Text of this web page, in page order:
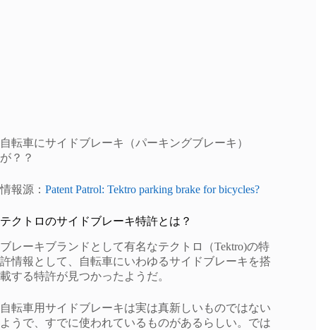
自転車にサイドブレーキ（パーキングブレーキ）
が？？
情報源： Patent Patrol: Tektro parking brake for bicycles?
テクトロのサイドブレーキ特許とは？
ブレーキブランドとして有名なテクトロ（Tektro)の特
許情報として、自転車にいわゆるサイドブレーキを搭
載する特許が見つかったようだ。
自転車用サイドブレーキは実は真新しいものではない
ようで、すでに使われているものがあるらしい。では